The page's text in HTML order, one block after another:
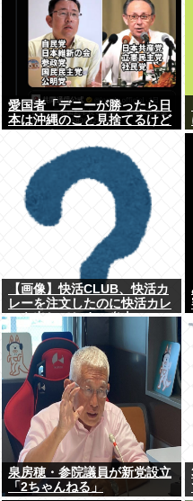
愛国者「デニーが勝ったら日
本は沖縄のこと見捨てるけど
【画像】快活CLUB、快活カ
レーを注文したのに快活カレ
ーを出してしまい炎上ｗｗｗ
泉房穂・参院議員が新党設立
「2ちゃんねる」